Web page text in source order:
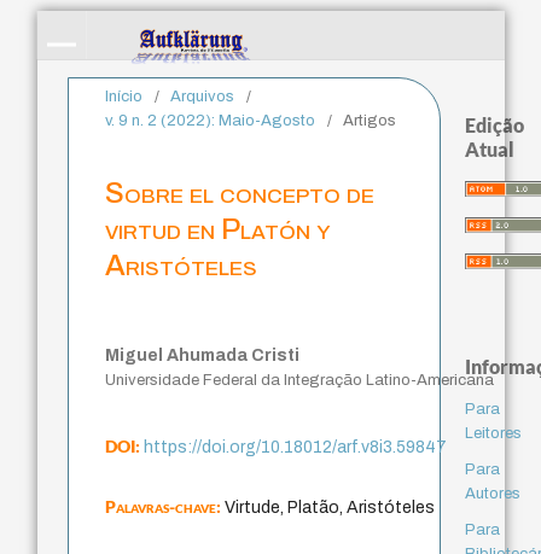
Início / Arquivos
/
v. 9 n. 2 (2022): Maio-Agosto
/ Artigos
Sobre el concepto de
virtud en Platón y
Aristóteles
Miguel Ahumada Cristi
Universidade Federal da Integração Latino-Americana
DOI:https://doi.org/10.18012/arf.v8i3.59847
Palavras-chave:Virtude, Platão, Aristóteles
Edição
Atual
Para
Leitores
Para
Autores
Para